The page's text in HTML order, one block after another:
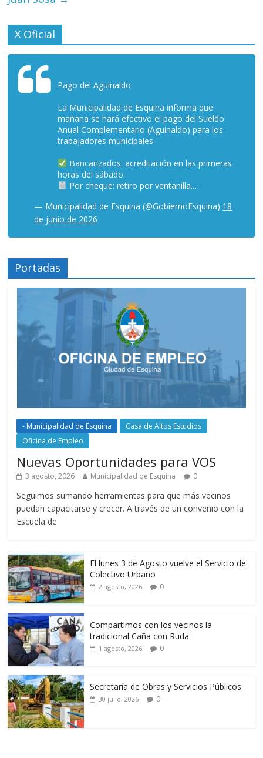
X Oficial
Pago del Aguinaldo
La Municipalidad de Esquina informa que
mañana se hará efectivo el pago del Sueldo
Anual Complementario (Aguinaldo) para los
trabajadores municipales.
Bancarizados: acreditación en las primeras
horas del sábado.
Por cheque: retiro por ventanilla.…
— Municipalidad de Esquina (@GobiernoEsquina) 18
de junio de 2026
Portadas
- Municipalidad de Esquina
Casa de Altos Estudios
Oficina de Empleo
Nuevas Oportunidades para VOS
3 agosto, 2026 Municipalidad de Esquina 0
Seguimos sumando herramientas para que más vecinos
puedan capacitarse y crecer. A través de un convenio con la
Escuela de
El lunes 3 de Agosto vuelve el Servicio de
Colectivo Urbano
2 agosto, 2026 0
Compartimos con los vecinos la
tradicional Caña con Ruda
1 agosto, 2026 0
Secretaría de Obras y Servicios Públicos
30 julio, 2026 0